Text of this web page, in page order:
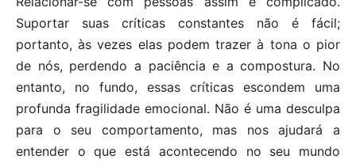
Suportar suas críticas constantes não é fácil;
portanto, às vezes elas podem trazer à tona o pior
de nós, perdendo a paciência e a compostura. No
entanto, no fundo, essas críticas escondem uma
profunda fragilidade emocional. Não é uma desculpa
para o seu comportamento, mas nos ajudará a
entender o que está acontecendo no seu mundo